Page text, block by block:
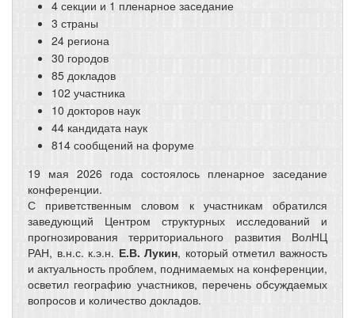
4 секции и 1 пленарное заседание
3 страны
24 региона
30 городов
85 докладов
102 участника
10 докторов наук
44 кандидата наук
814 сообщений на форуме
19 мая 2026 года состоялось пленарное заседание
конференции.
С приветственным словом к участникам обратился
заведующий Центром структурных исследований и
прогнозирования территориального развития ВолНЦ
РАН, в.н.с. к.э.н. Е.В. Лукин, который отметил важность
и актуальность проблем, поднимаемых на конференции,
осветил географию участников, перечень обсуждаемых
вопросов и количество докладов.